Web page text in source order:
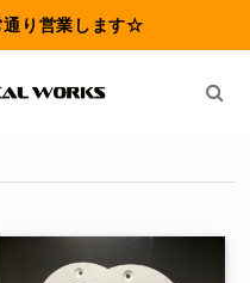
り営業します☆